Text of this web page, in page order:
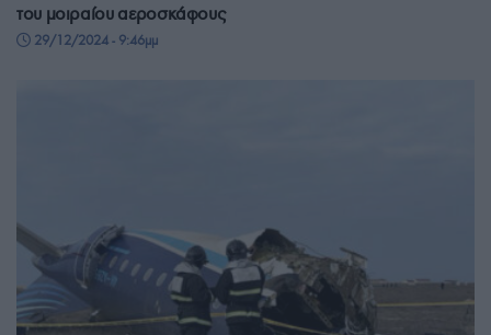
του μοιραίου αεροσκάφους
29/12/2024 - 9:46μμ